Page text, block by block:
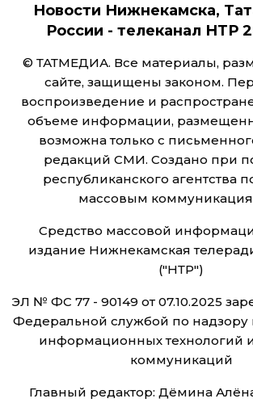
Новости Нижнекамска,
России - телеканал
© ТАТМЕДИА. Все материалы,
сайте, защищены законом.
воспроизведение и
объеме информации,
возможна только с
редакций СМИ. Создано при
республиканского агентства
массовым
Средство массовой
издание Нижнекамская
("НТР")
ЭЛ № ФС 77 - 90149 от 07.10.2025
Федеральной службой по надзору
информационных технологий
коммуникаций
Главный редактор: Дёмина